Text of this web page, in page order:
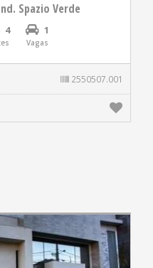
Spazio Verde
4 1
Vagas
2550507.001